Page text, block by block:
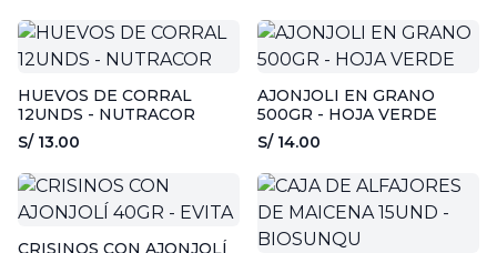
HUEVOS DE CORRAL
12UNDS - NUTRACOR
S/ 13.00
AJONJOLI EN GRANO
500GR - HOJA VERDE
S/ 14.00
CRISINOS CON AJONJOLÍ